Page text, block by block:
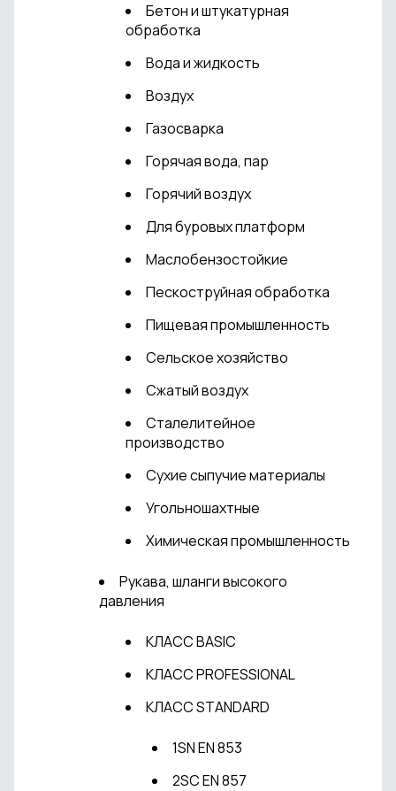
Бетон и штукатурная
обработка
Вода и жидкость
Воздух
Газосварка
Горячая вода, пар
Горячий воздух
Для буровых платформ
Маслобензостойкие
Пескоструйная обработка
Пищевая промышленность
Сельское хозяйство
Сжатый воздух
Сталелитейное
производство
Сухие сыпучие материалы
Угольношахтные
Химическая промышленность
Рукава, шланги высокого
давления
КЛАСС BASIC
КЛАСС PROFESSIONAL
КЛАСС STANDARD
1SN EN 853
2SC EN 857